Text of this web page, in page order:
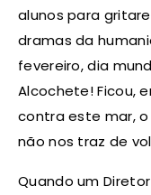
alunos para
dramas da
fevereiro, dia
Alcochete! Ficou,
contra este mar,
não nos traz de
Quando um